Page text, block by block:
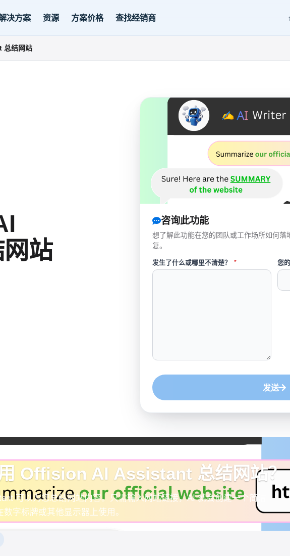
决方案 资源 方案价格 查找经销商
结网站
站
咨询此功能
想了解此功能在您的团队或工作场所如何
复。
发生了什么或哪里不清楚？ * 您
发送
Offision AI Assistant 总结网站？
可以为您总结网站内容。只需输入网站链接，AI 就会创建一个简洁
数字标牌或其他显示器上使用。